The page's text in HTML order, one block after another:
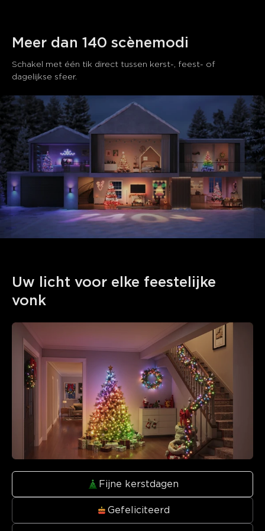
Meer dan 140 scènemodi
Schakel met één tik direct tussen kerst-, feest- of
dagelijkse sfeer.
Uw licht voor elke feestelijke
vonk
Fijne kerstdagen
Gefeliciteerd